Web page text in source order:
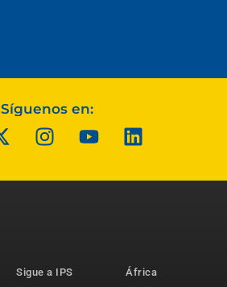
Síguenos en:
Sigue a IPS
África